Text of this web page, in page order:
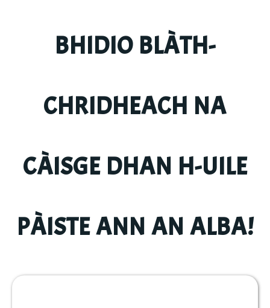
BHIDIO BLÀTH-
CHRIDHEACH NA
CÀISGE DHAN H-UILE
PÀISTE ANN AN ALBA!